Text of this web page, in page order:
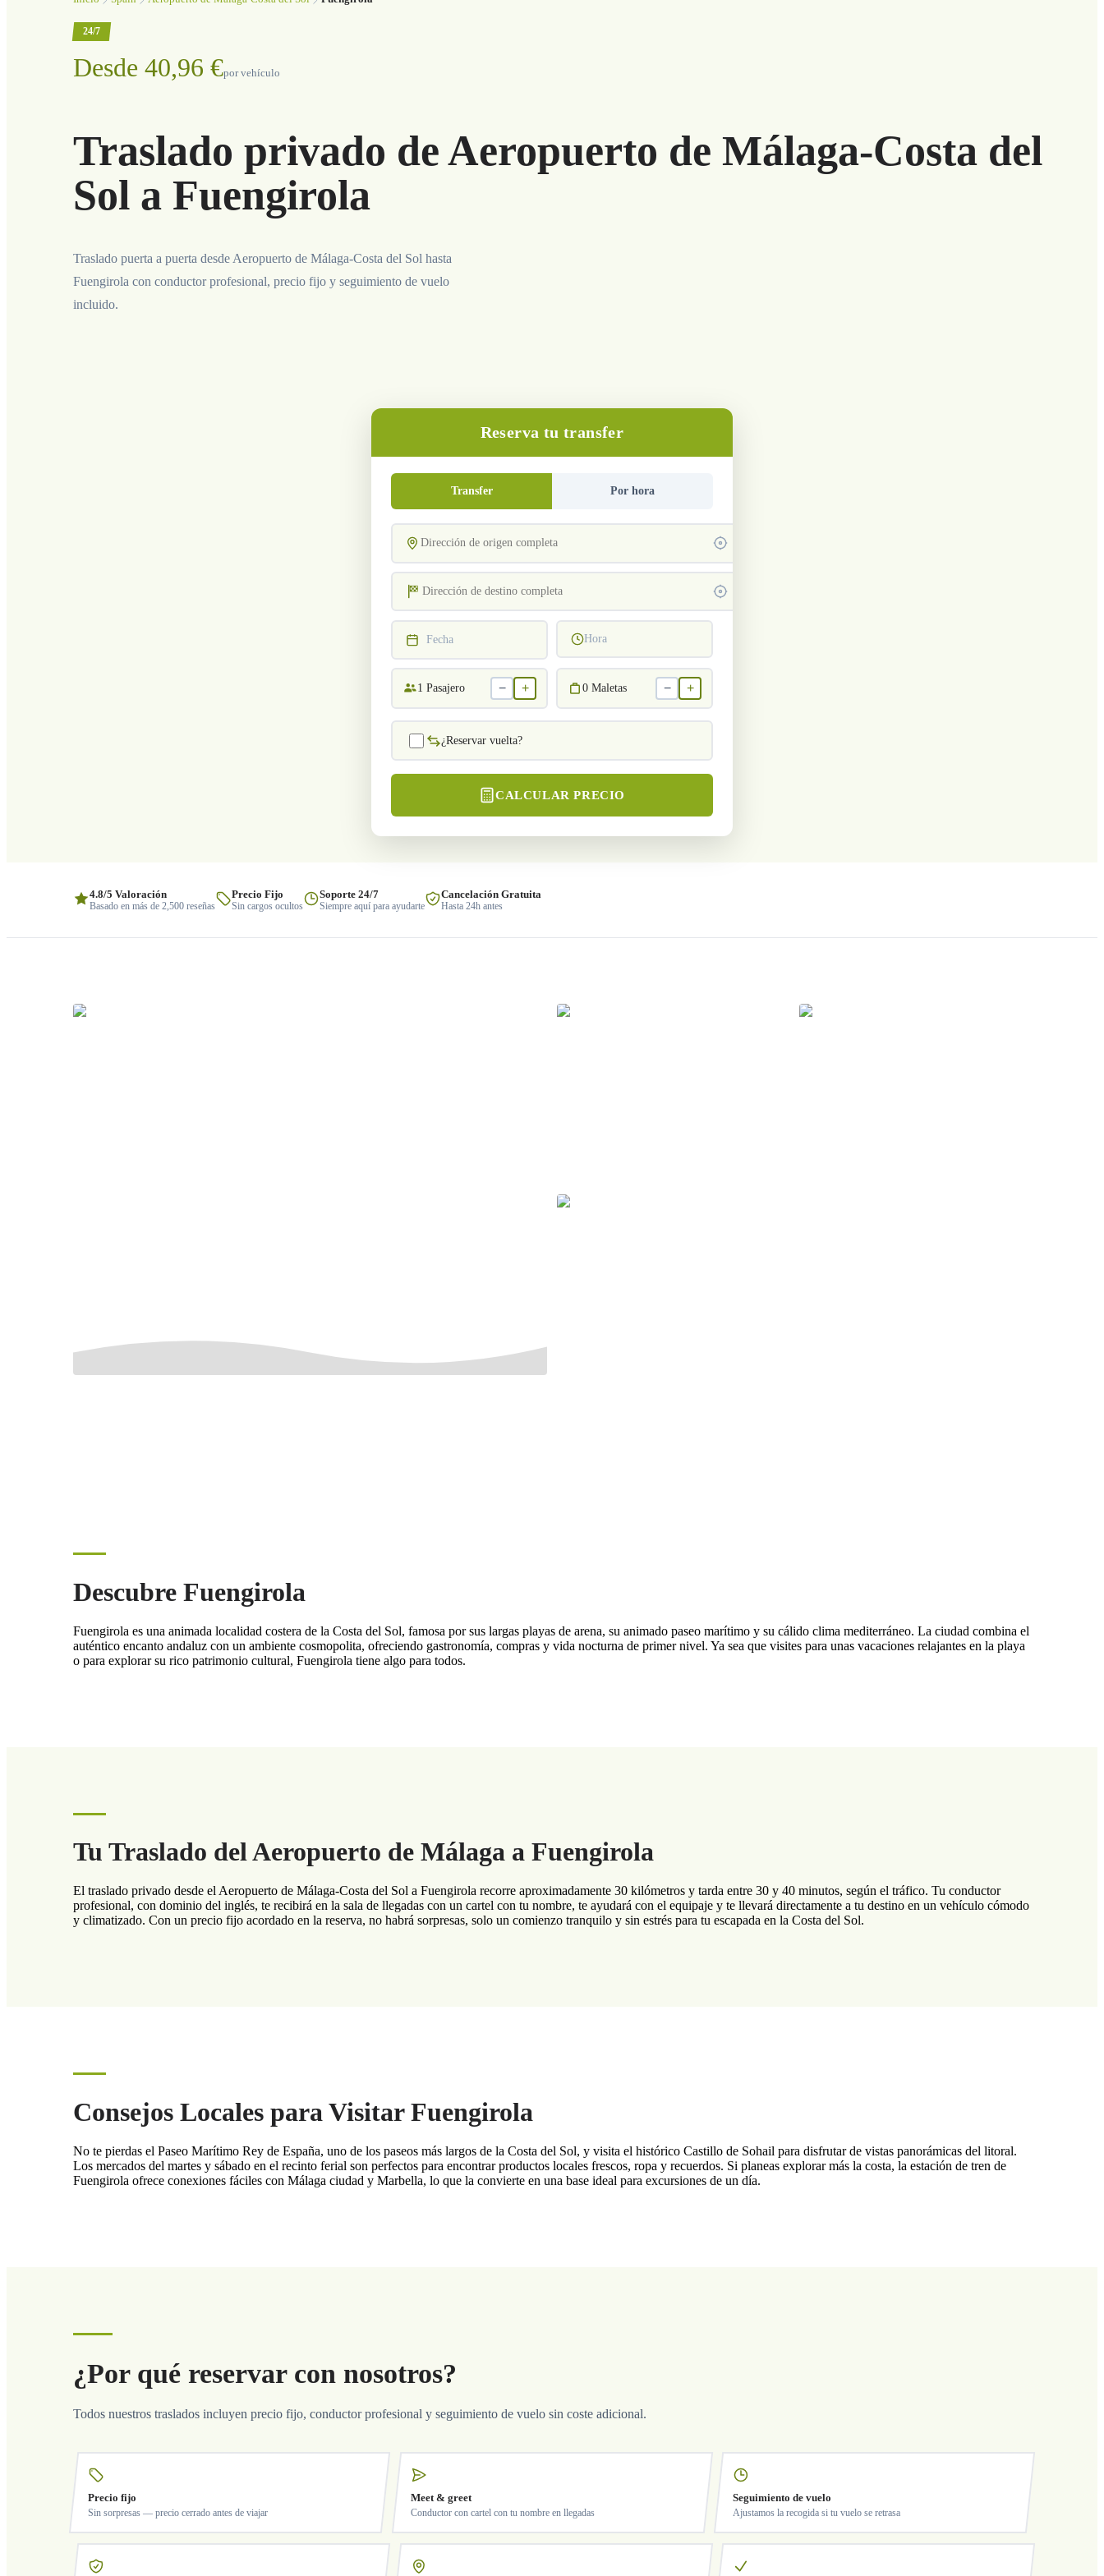
24/7
Desde 40,96 €por vehículo
Traslado privado de Aeropuerto de Málaga-Costa del
Sol a Fuengirola
Traslado puerta a puerta desde Aeropuerto de Málaga-Costa del Sol hasta
Fuengirola con conductor profesional, precio fijo y seguimiento de vuelo
incluido.
Reserva tu transfer
Transfer Por hora
Fecha Hora
1 Pasajero − + 0 Maletas − +
¿Reservar vuelta?
CALCULAR PRECIO
4.8/5 Valoración
Basado en más de 2,500 reseñas
Precio Fijo
Sin cargos ocultos
Soporte 24/7
Siempre aquí para ayudarte
Cancelación Gratuita
Hasta 24h antes
Descubre Fuengirola
Fuengirola es una animada localidad costera de la Costa del Sol, famosa por sus largas playas de arena, su animado paseo marítimo y su cálido clima mediterráneo. La ciudad combina el
auténtico encanto andaluz con un ambiente cosmopolita, ofreciendo gastronomía, compras y vida nocturna de primer nivel. Ya sea que visites para unas vacaciones relajantes en la playa
o para explorar su rico patrimonio cultural, Fuengirola tiene algo para todos.
Tu Traslado del Aeropuerto de Málaga a Fuengirola
El traslado privado desde el Aeropuerto de Málaga-Costa del Sol a Fuengirola recorre aproximadamente 30 kilómetros y tarda entre 30 y 40 minutos, según el tráfico. Tu conductor
profesional, con dominio del inglés, te recibirá en la sala de llegadas con un cartel con tu nombre, te ayudará con el equipaje y te llevará directamente a tu destino en un vehículo cómodo
y climatizado. Con un precio fijo acordado en la reserva, no habrá sorpresas, solo un comienzo tranquilo y sin estrés para tu escapada en la Costa del Sol.
Consejos Locales para Visitar Fuengirola
No te pierdas el Paseo Marítimo Rey de España, uno de los paseos más largos de la Costa del Sol, y visita el histórico Castillo de Sohail para disfrutar de vistas panorámicas del litoral.
Los mercados del martes y sábado en el recinto ferial son perfectos para encontrar productos locales frescos, ropa y recuerdos. Si planeas explorar más la costa, la estación de tren de
Fuengirola ofrece conexiones fáciles con Málaga ciudad y Marbella, lo que la convierte en una base ideal para excursiones de un día.
¿Por qué reservar con nosotros?
Todos nuestros traslados incluyen precio fijo, conductor profesional y seguimiento de vuelo sin coste adicional.
Precio fijo
Sin sorpresas — precio cerrado antes de viajar
Meet & greet
Conductor con cartel con tu nombre en llegadas
Seguimiento de vuelo
Ajustamos la recogida si tu vuelo se retrasa